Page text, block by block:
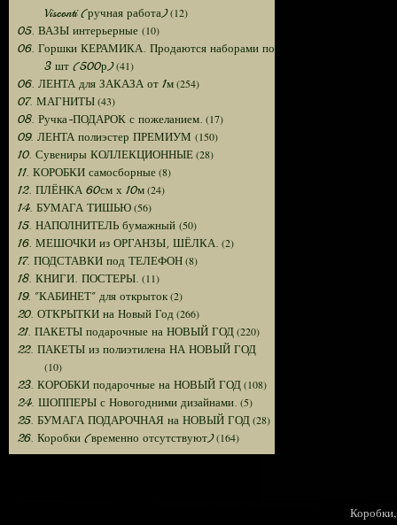
Visconti (ручная работа)(12)
05. ВАЗЫ интерьерные (10)
06. Горшки КЕРАМИКА. Продаются наборами по
3 шт (500р)(41)
06. ЛЕНТА для ЗАКАЗА от 1м(254)
07. МАГНИТЫ(43)
08. Ручка-ПОДАРОК с пожеланием. (17)
09. ЛЕНТА полиэстер ПРЕМИУМ (150)
10. Сувениры КОЛЛЕКЦИОННЫЕ(28)
11. КОРОБКИ самосборные(8)
12. ПЛЁНКА 60см х 10м(24)
14. БУМАГА ТИШЬЮ(56)
15. НАПОЛНИТЕЛЬ бумажный (50)
16. МЕШОЧКИ из ОРГАНЗЫ, ШЁЛКА. (2)
17. ПОДСТАВКИ под ТЕЛЕФОН(8)
18. КНИГИ. ПОСТЕРЫ. (11)
19. "КАБИНЕТ" для открыток(2)
20. ОТКРЫТКИ на Новый Год (266)
21. ПАКЕТЫ подарочные на НОВЫЙ ГОД(220)
22. ПАКЕТЫ из полиэтилена НА НОВЫЙ ГОД
(10)
23. КОРОБКИ подарочные на НОВЫЙ ГОД(108)
24. ШОППЕРЫ с Новогодними дизайнами. (5)
25. БУМАГА ПОДАРОЧНАЯ на НОВЫЙ ГОД(28)
26. Коробки (временно отсутствуют)(164)